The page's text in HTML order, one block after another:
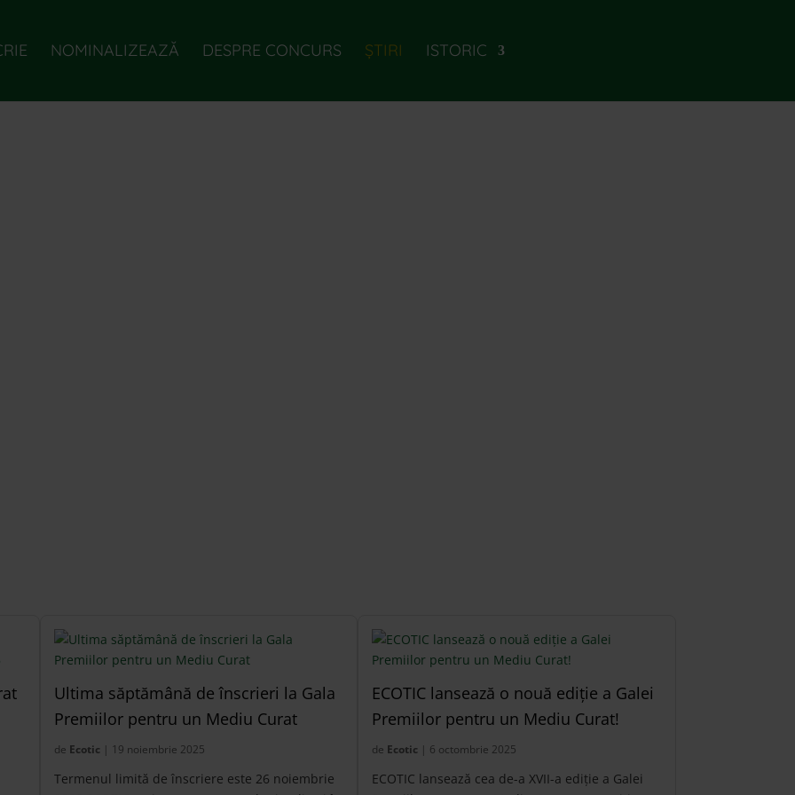
NOMINALIZEAZĂ DESPRE CONCURS ȘTIRI ISTORIC
Ultima săptămână de înscrieri la Gala
Premiilor pentru un Mediu Curat
de Ecotic | 19 noiembrie 2025
Termenul limită de înscriere este 26 noiembrie
ECOTIC lansează o nouă ediție a Galei
Premiilor pentru un Mediu Curat!
de Ecotic | 6 octombrie 2025
ECOTIC lansează cea de-a XVII-a ediție a Galei